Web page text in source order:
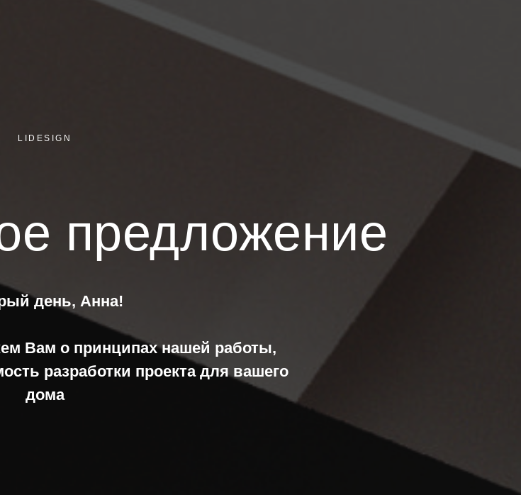
LIDESIGN
предложение
день, Анна!
Вам о принципах нашей работы,
разработки проекта для вашего
дома